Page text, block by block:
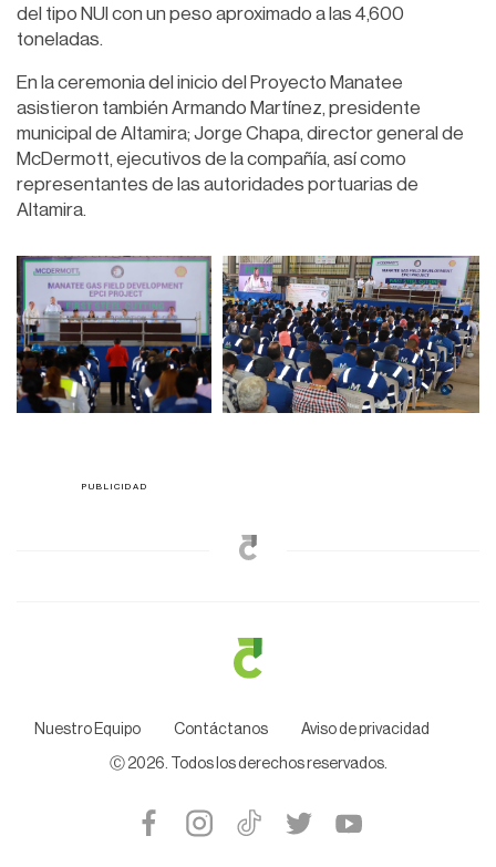
del tipo NUI con un peso aproximado a las 4,600
toneladas.
En la ceremonia del inicio del Proyecto Manatee
asistieron también Armando Martínez, presidente
municipal de Altamira; Jorge Chapa, director general de
McDermott, ejecutivos de la compañía, así como
representantes de las autoridades portuarias de
Altamira.
Nuestro Equipo Contáctanos Aviso de privacidad
Ⓒ 2026. Todos los derechos reservados.